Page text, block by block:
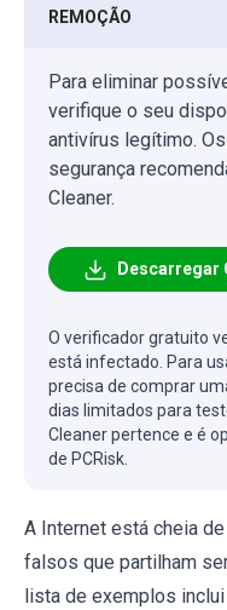
REMOÇÃO
Para eliminar
verifique o seu
antivírus legítimo.
segurança
Cleaner.
Descarregar
O verificador gratuito
está infectado. Para
precisa de comprar
dias limitados para
Cleaner pertence e é
de PCRisk.
A Internet está cheia
falsos que partilham
lista de exemplos